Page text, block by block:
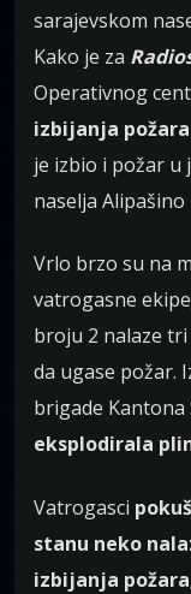
sarajevskom
Kako je za
Operativnog
izbijanja
je izbio i požar u
naselja Alipašino
Vrlo brzo su na
vatrogasne
broju 2 nalaze
da ugase požar.
brigade Kantona
eksplodirala
Vatrogasci
stanu neko
izbijanja